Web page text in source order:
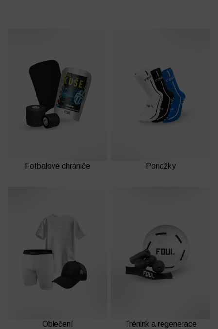
Fotbalové chrániče Ponožky
Oblečení Trénink a regenerace